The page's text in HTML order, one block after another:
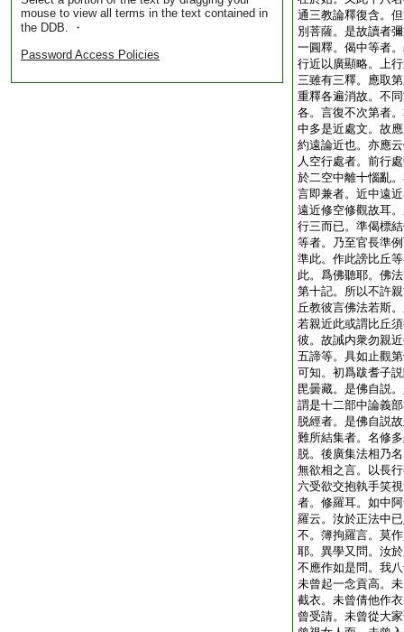
mouse to view all terms in the text contained in
the DDB. ・
Password Access Policies
通三教論釋復含。
別菩薩。是故讀者
一圓釋。偈中等者
行近以廣顯略。上
三雖有三釋。應取
重釋各遍消故。不
各。言復不次第者
中多是近處文。故
約遠論近也。亦應
人空行處者。前行
於二空中離十惱亂
言即兼者。近中遠
遠近修空修觀故耳
行三而已。準偈標
等者。乃至官長準
準此。作此謗比丘
此。爲佛聽耶。佛
第十記。所以不許
丘教彼言佛法若斯
若親近此或謂比丘
彼。故誡内衆勿親
五諦等。具如止觀
可知。初爲跋耆子
毘曇藏。是佛自説
謂是十二部中論義
脱經者。是佛自説
難所結集者。名修
脱。後廣集法相乃
無欲相之言。以長
六受欲交抱執手笑
者。修羅耳。如中
羅云。汝於正法中
不。簿拘羅言。莫
耶。異學又問。汝
不應作如是問。我
未曾起一念貢高。
截衣。未曾倩他作
曾受請。未曾從大